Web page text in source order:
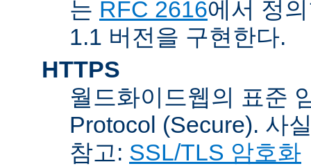
는 RFC 2616에서 정
1.1 버전을 구현한다.
HTTPS
월드화이드웹의 표준
Protocol (Secure). 사
참고: SSL/TLS 암호화